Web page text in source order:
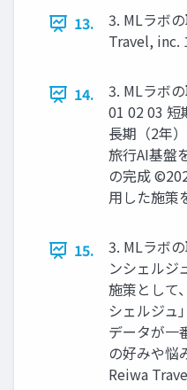
13.
3. MLラボ
Travel, inc.
14.
3. MLラボ
01 02 03 短
⻑期（2年
旅⾏AI基盤
の完成
⽤した施策
15.
3. MLラボ
ンシェルジ
施策として
シェルジュ
データが⼀
の好みや悩
Reiwa